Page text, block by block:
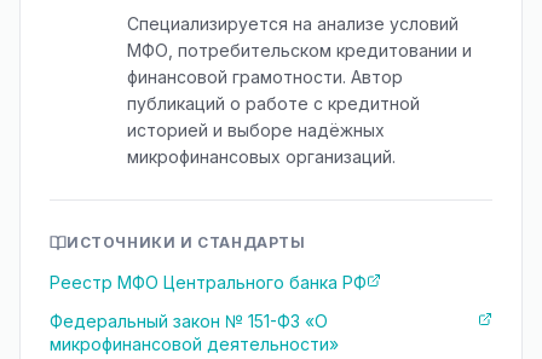
Специализируется на анализе условий
МФО, потребительском кредитовании и
финансовой грамотности. Автор
публикаций о работе с кредитной
историей и выборе надёжных
микрофинансовых организаций.
ИСТОЧНИКИ И СТАНДАРТЫ
Реестр МФО Центрального банка РФ
Федеральный закон № 151-ФЗ «О
микрофинансовой деятельности»